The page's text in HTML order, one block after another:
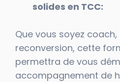
solides en TCC:
Que vous soyez
reconversion, cette
permettra de vous
accompagnement de